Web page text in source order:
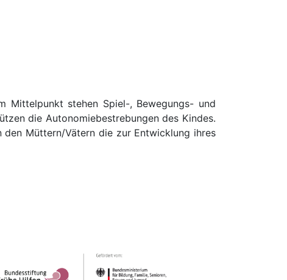
Mittelpunkt stehen Spiel-, Bewegungs- und
die Autonomiebestrebungen des Kindes.
den Müttern/Vätern die zur Entwicklung ihres